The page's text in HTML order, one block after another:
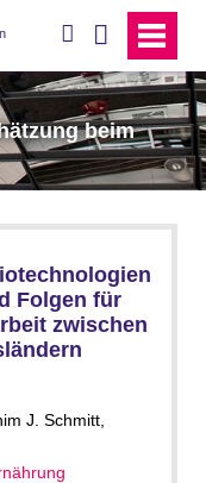
beim
Folgen für
zwischen
J. Schmitt,